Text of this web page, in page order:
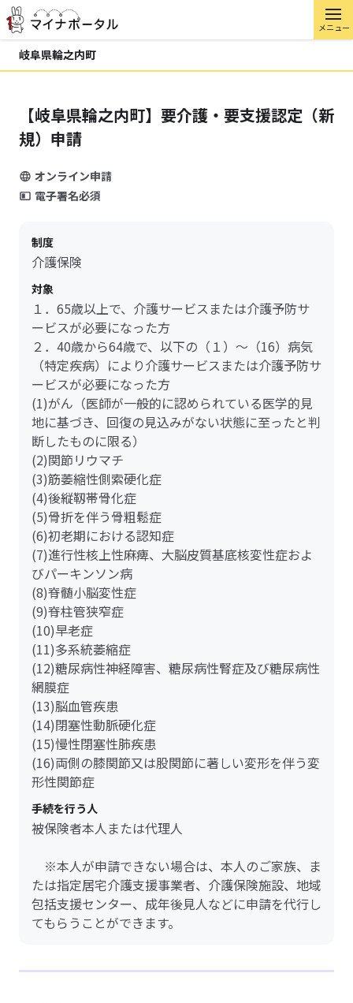
メニュー
岐阜県輪之内町
【岐阜県輪之内町】要介護・要支援認定（新
規）申請
オンライン申請
電子署名必須
制度
介護保険
対象
１．65歳以上で、介護サービスまたは介護予防サ
ービスが必要になった方
２．40歳から64歳で、以下の（１）～（16）病気
（特定疾病）により介護サービスまたは介護予防サ
ービスが必要になった方
(1)がん（医師が一般的に認められている医学的見
地に基づき、回復の見込みがない状態に至ったと判
断したものに限る）
(2)関節リウマチ
(3)筋萎縮性側索硬化症
(4)後縦靱帯骨化症
(5)骨折を伴う骨粗鬆症
(6)初老期における認知症
(7)進行性核上性麻痺、大脳皮質基底核変性症およ
びパーキンソン病
(8)脊髄小脳変性症
(9)脊柱管狭窄症
(10)早老症
(11)多系統萎縮症
(12)糖尿病性神経障害、糖尿病性腎症及び糖尿病性
網膜症
(13)脳血管疾患
(14)閉塞性動脈硬化症
(15)慢性閉塞性肺疾患
(16)両側の膝関節又は股関節に著しい変形を伴う変
形性関節症
手続を行う人
被保険者本人または代理人
※本人が申請できない場合は、本人のご家族、ま
たは指定居宅介護支援事業者、介護保険施設、地域
包括支援センター、成年後見人などに申請を代行し
てもらうことができます。